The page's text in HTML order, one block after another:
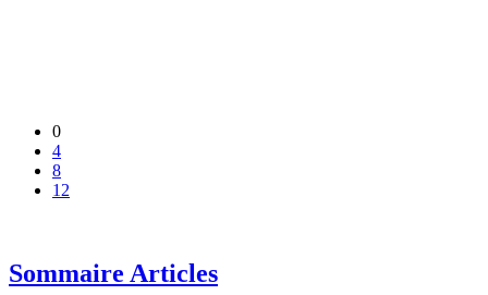
0
4
8
12
Sommaire Articles